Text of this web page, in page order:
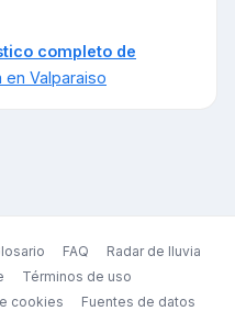
completo de
en Valparaiso
FAQ
Radar de lluvia
Términos de uso
cookies Fuentes de datos